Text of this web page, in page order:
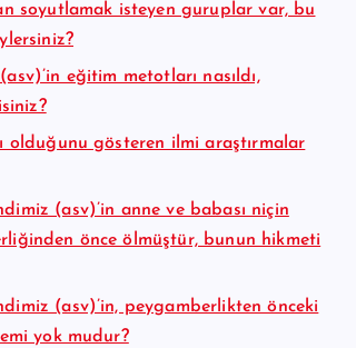
soyutlamak isteyen guruplar var, bu
eğitim metotları nasıldı,
olduğunu gösteren ilmi araştırmalar
(asv)’in anne ve babası niçin
önce ölmüştür, bunun hikmeti
(asv)’in, peygamberlikten önceki
yok mudur?